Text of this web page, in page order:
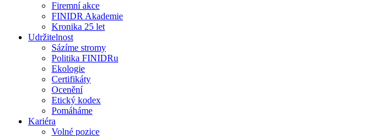
Firemní akce
FINIDR Akademie
Kronika 25 let
Udržitelnost
Sázíme stromy
Politika FINIDRu
Ekologie
Certifikáty
Ocenění
Etický kodex
Pomáháme
Kariéra
Volné pozice